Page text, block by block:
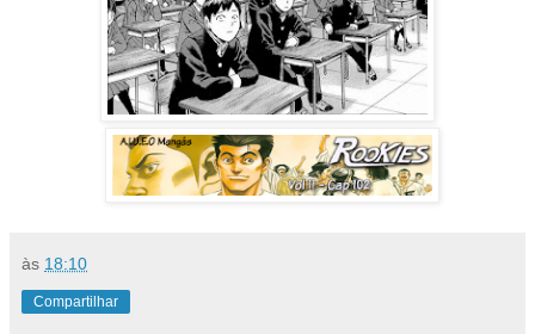
às 18:10
Compartilhar